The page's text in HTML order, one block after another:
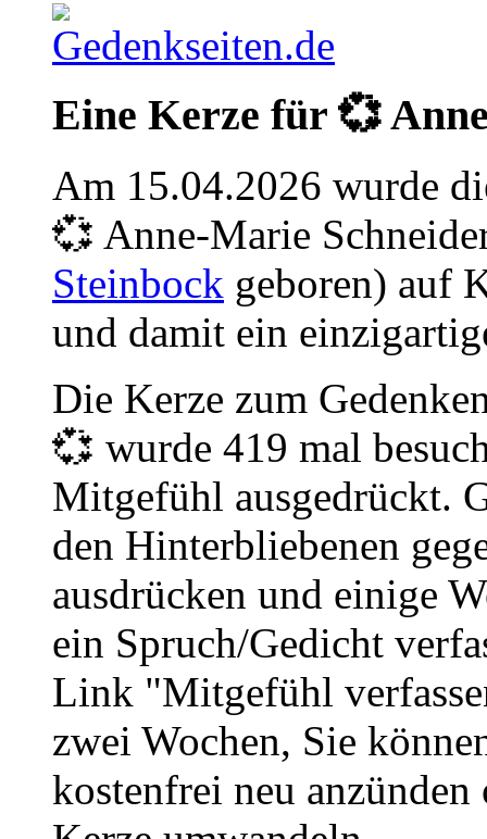
Eine Kerze für 💞
Am 15.04.2026 wurde
💞 Anne-Marie
Steinbock geboren) auf
und damit ein
Die Kerze zum
💞 wurde 419 mal
Mitgefühl ausgedrückt.
den Hinterbliebenen
ausdrücken und einige
ein Spruch/Gedicht
Link "Mitgefühl
zwei Wochen, Sie
kostenfrei neu